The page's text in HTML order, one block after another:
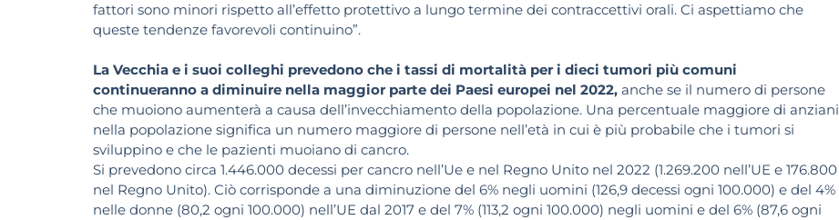
fattori sono minori rispetto all’effetto protettivo a lungo termine dei contraccettivi orali. Ci aspettiamo che
queste tendenze favorevoli continuino”.
La Vecchia e i suoi colleghi prevedono che i tassi di mortalità per i dieci tumori più comuni
continueranno a diminuire nella maggior parte dei Paesi europei nel 2022, anche se il numero di persone
che muoiono aumenterà a causa dell’invecchiamento della popolazione. Una percentuale maggiore di anziani
nella popolazione significa un numero maggiore di persone nell’età in cui è più probabile che i tumori si
sviluppino e che le pazienti muoiano di cancro.
Si prevedono circa 1.446.000 decessi per cancro nell’Ue e nel Regno Unito nel 2022 (1.269.200 nell’UE e 176.800
nel Regno Unito). Ciò corrisponde a una diminuzione del 6% negli uomini (126,9 decessi ogni 100.000) e del 4%
nelle donne (80,2 ogni 100.000) nell’UE dal 2017 e del 7% (113,2 ogni 100.000) negli uomini e del 6% (87,6 ogni